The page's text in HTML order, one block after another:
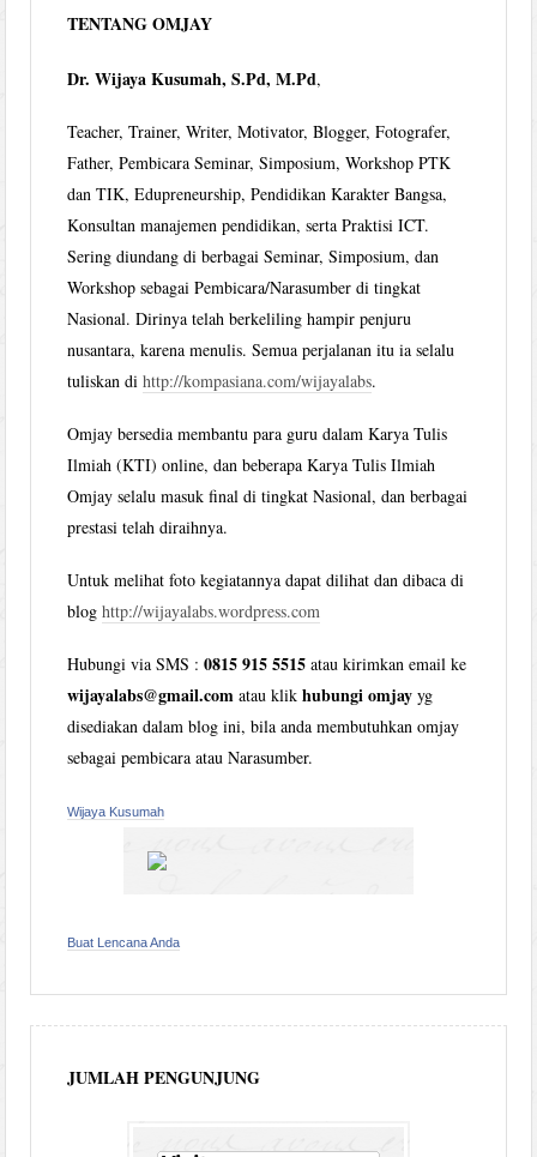
TENTANG OMJAY
Dr. Wijaya Kusumah, S.Pd, M.Pd,
Teacher, Trainer, Writer, Motivator, Blogger, Fotografer,
Father, Pembicara Seminar, Simposium, Workshop PTK
dan TIK, Edupreneurship, Pendidikan Karakter Bangsa,
Konsultan manajemen pendidikan, serta Praktisi ICT.
Sering diundang di berbagai Seminar, Simposium, dan
Workshop sebagai Pembicara/Narasumber di tingkat
Nasional. Dirinya telah berkeliling hampir penjuru
nusantara, karena menulis. Semua perjalanan itu ia selalu
tuliskan dihttp://kompasiana.com/wijayalabs.
Omjay bersedia membantu para guru dalam Karya Tulis
Ilmiah (KTI) online, dan beberapa Karya Tulis Ilmiah
Omjay selalu masuk final di tingkat Nasional, dan berbagai
prestasi telah diraihnya.
Untuk melihat foto kegiatannya dapat dilihat dan dibaca di
bloghttp://wijayalabs.wordpress.com
Hubungi via SMS :0815 915 5515 atau kirimkan email ke
wijayalabs@gmail.com atau klikhubungi omjay yg
disediakan dalam blog ini, bila anda membutuhkan omjay
sebagai pembicara atau Narasumber.
Wijaya Kusumah
Buat Lencana Anda
JUMLAH PENGUNJUNG